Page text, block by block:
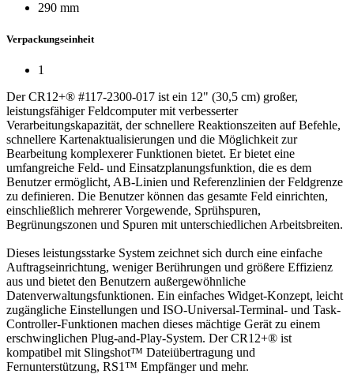
290 mm
Verpackungseinheit
1
Der CR12+® #117-2300-017 ist ein 12" (30,5 cm) großer,
leistungsfähiger Feldcomputer mit verbesserter
Verarbeitungskapazität, der schnellere Reaktionszeiten auf Befehle,
schnellere Kartenaktualisierungen und die Möglichkeit zur
Bearbeitung komplexerer Funktionen bietet. Er bietet eine
umfangreiche Feld- und Einsatzplanungsfunktion, die es dem
Benutzer ermöglicht, AB-Linien und Referenzlinien der Feldgrenze
zu definieren. Die Benutzer können das gesamte Feld einrichten,
einschließlich mehrerer Vorgewende, Sprühspuren,
Begrünungszonen und Spuren mit unterschiedlichen Arbeitsbreiten.
Dieses leistungsstarke System zeichnet sich durch eine einfache
Auftragseinrichtung, weniger Berührungen und größere Effizienz
aus und bietet den Benutzern außergewöhnliche
Datenverwaltungsfunktionen. Ein einfaches Widget-Konzept, leicht
zugängliche Einstellungen und ISO-Universal-Terminal- und Task-
Controller-Funktionen machen dieses mächtige Gerät zu einem
erschwinglichen Plug-and-Play-System. Der CR12+® ist
kompatibel mit Slingshot™ Dateiübertragung und
Fernunterstützung, RS1™ Empfänger und mehr.